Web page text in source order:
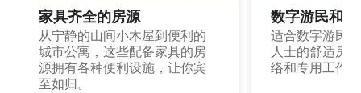
家具齐全的房源
从宁静的山间小木屋到便利的
城市公寓，这些配备家具的房
源拥有各种便利设施，让你宾
至如归。
数字游民和
适合数字游民
人士的舒适房
络和专用工作